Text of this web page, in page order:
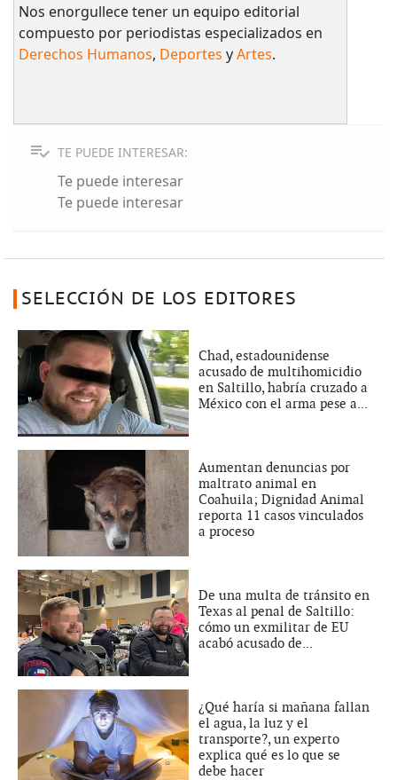
Nos enorgullece tener un equipo editorial
compuesto por periodistas especializados en
Derechos Humanos, Deportes yArtes.
TE PUEDE INTERESAR:
Te puede interesar
Te puede interesar
SELECCIÓN DE LOS EDITORES
Chad, estadounidense
acusado de multihomicidio
en Saltillo, habría cruzado a
México con el arma pese a...
Aumentan denuncias por
maltrato animal en
Coahuila; Dignidad Animal
reporta 11 casos vinculados
a proceso
De una multa de tránsito en
Texas al penal de Saltillo:
cómo un exmilitar de EU
acabó acusado de...
¿Qué haría si mañana fallan
el agua, la luz y el
transporte?, un experto
explica qué es lo que se
debe hacer